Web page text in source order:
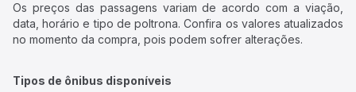
Os preços das passagens variam de acordo com a viação,
data, horário e tipo de poltrona. Confira os valores atualizados
no momento da compra, pois podem sofrer alterações.
Tipos de ônibus disponíveis